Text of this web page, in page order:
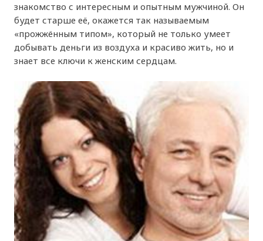
знакомство с интересным и опытным мужчиной. Он
будет старше её, окажется так называемым
«прожжённым типом», который не только умеет
добывать деньги из воздуха и красиво жить, но и
знает все ключи к женским сердцам.